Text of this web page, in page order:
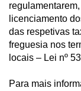
licenciamento
das respetivas
freguesia nos
locais – Lei nº
Para mais